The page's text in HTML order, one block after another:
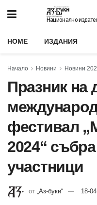
Национално
HOME ИЗДАНИЯ
Начало Новини Новини
Празник на
фестивал
2024“
участници
от „Аз-буки“ 18-